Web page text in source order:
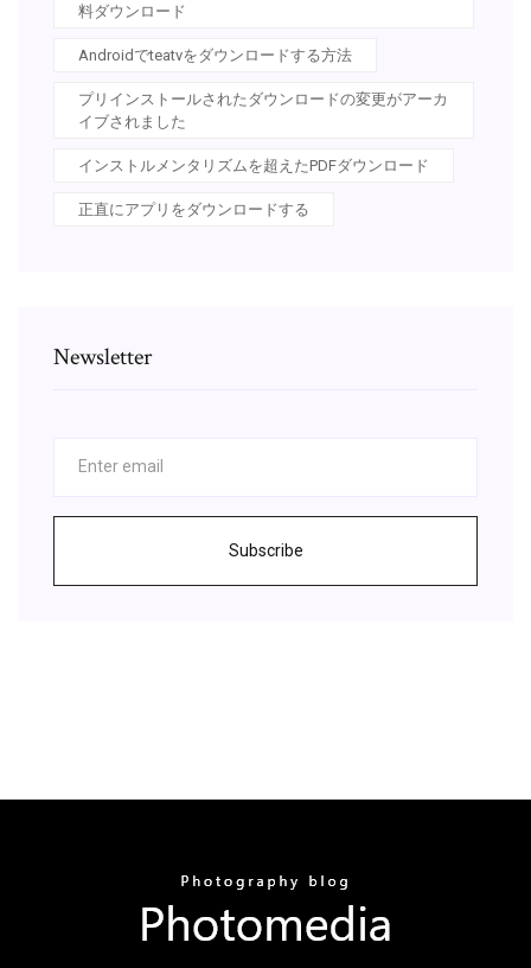
料ダウンロード
Androidでteatvをダウンロードする方法
プリインストールされたダウンロードの変更がアーカ
イブされました
インストルメンタリズムを超えたPDFダウンロード
正直にアプリをダウンロードする
Newsletter
Subscribe